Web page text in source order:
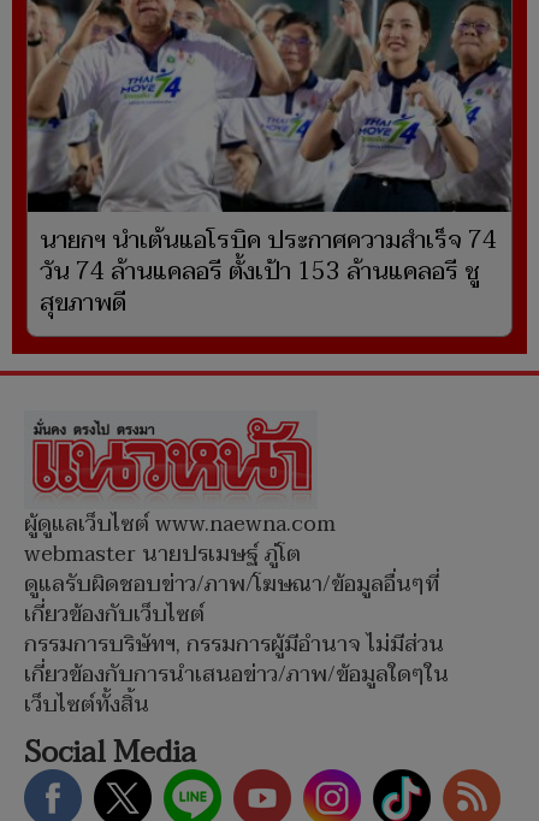
นายกฯ นำเต้นแอโรบิค ประกาศความสำเร็จ 74
วัน 74 ล้านแคลอรี ตั้งเป้า 153 ล้านแคลอรี ชู
สุขภาพดี
ผู้ดูแลเว็บไซต์ www.naewna.com
webmaster นายปรเมษฐ์ ภู่โต
ดูแลรับผิดชอบข่าว/ภาพ/โฆษณา/ข้อมูลอื่นๆที่
เกี่ยวข้องกับเว็บไซต์
กรรมการบริษัทฯ, กรรมการผู้มีอำนาจ ไม่มีส่วน
เกี่ยวข้องกับการนำเสนอข่าว/ภาพ/ข้อมูลใดๆใน
เว็บไซต์ทั้งสิ้น
Social Media